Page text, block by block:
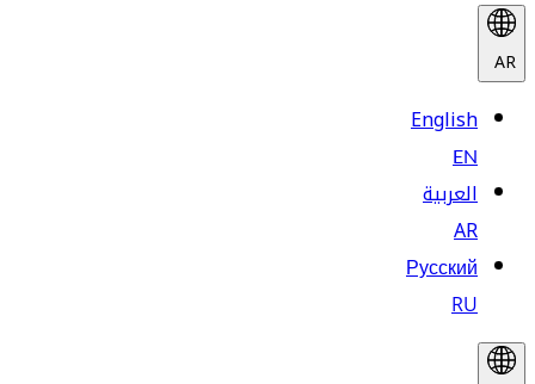
AR
English
EN
العربية
AR
Русский
RU